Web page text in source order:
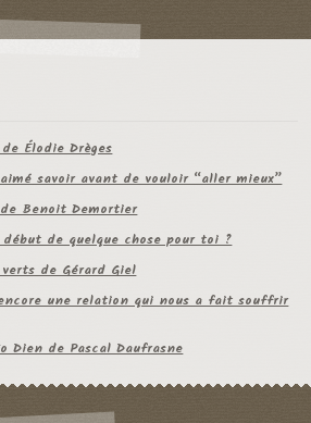
Élodie Drèges
savoir avant de vouloir “aller mieux”
Benoit Demortier
de quelque chose pour toi ?
de Gérard Giel
une relation qui nous a fait souffrir
Dien de Pascal Daufrasne